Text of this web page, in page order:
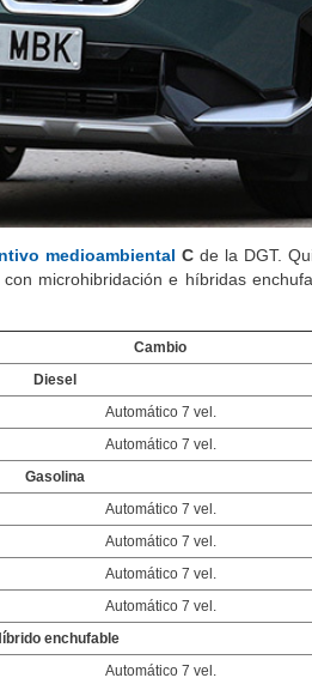
medioambiental C de la DGT.
microhibridación e híbridas
Cambio
Diesel
Automático 7 vel.
Automático 7 vel.
Gasolina
Automático 7 vel.
Automático 7 vel.
Automático 7 vel.
Automático 7 vel.
enchufable
Automático 7 vel.